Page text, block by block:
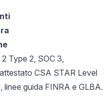
2 Type 2, SOC 3,
CSA STAR Level
linee guida FINRA e GLBA.